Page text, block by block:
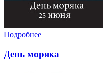
Подробнее
День моряка